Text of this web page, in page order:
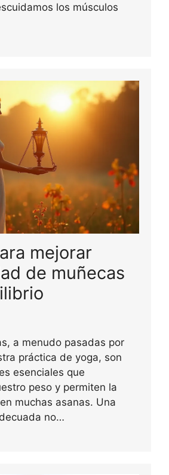
los músculos
mejorar
de muñecas
a menudo pasadas por
práctica de yoga, son
esenciales que
peso y permiten la
muchas asanas. Una
no…